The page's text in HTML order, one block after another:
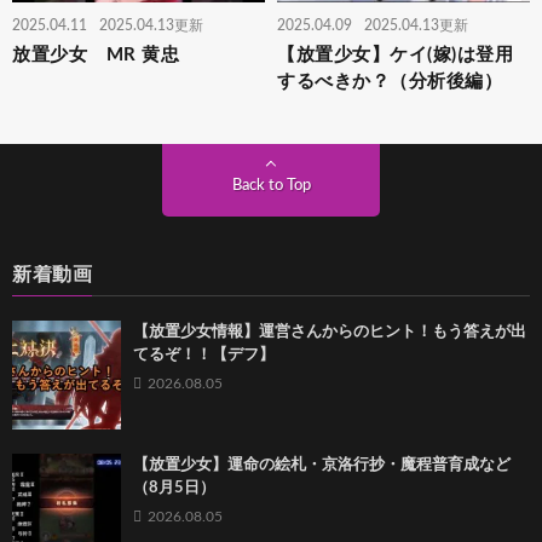
2025.04.11 2025.04.13更新
放置少女 MR 黄忠
2025.04.09 2025.04.13更新
【放置少女】ケイ(嫁)は登用
するべきか？（分析後編）
Back to Top
新着動画
【放置少女情報】運営さんからのヒント！もう答えが出
てるぞ！！【デフ】
2026.08.05
【放置少女】運命の絵札・京洛行抄・魔程普育成など
（8月5日）
2026.08.05